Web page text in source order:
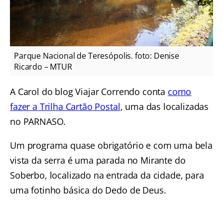
Parque Nacional de Teresópolis. foto: Denise
Ricardo – MTUR
A Carol do blog Viajar Correndo conta como
fazer a Trilha Cartão Postal, uma das localizadas
no PARNASO.
Um programa quase obrigatório e com uma bela
vista da serra é uma parada no Mirante do
Soberbo, localizado na entrada da cidade, para
uma fotinho básica do Dedo de Deus.